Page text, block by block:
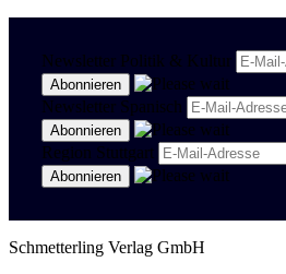
Newsletter Politik & Kultur
Newsletter Spanisch
Region Stuttgart
Schmetterling Verlag GmbH